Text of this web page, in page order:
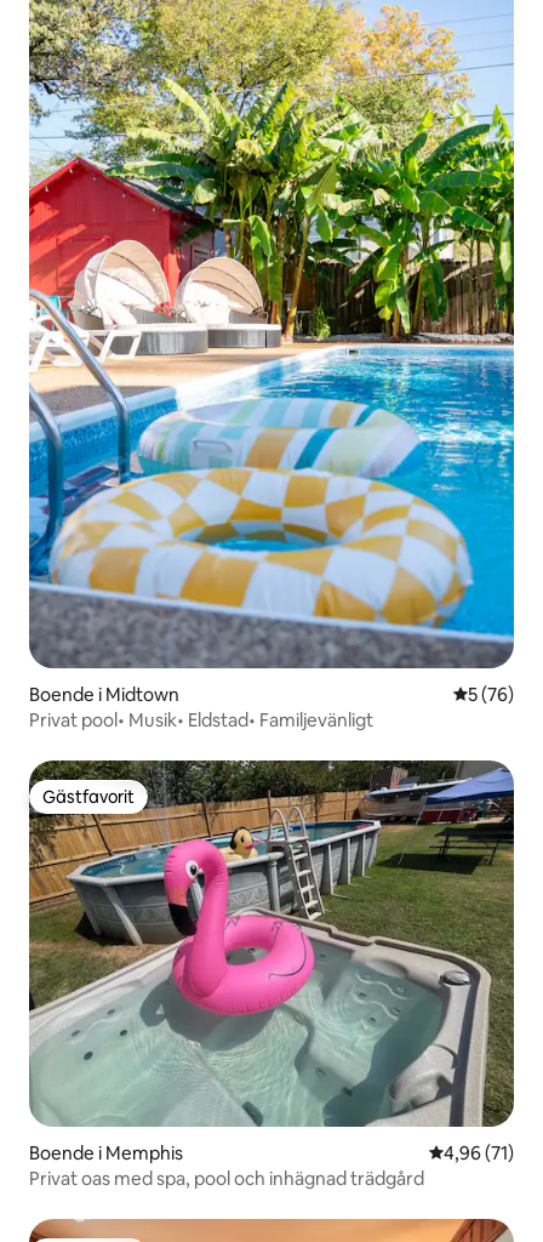
Boende i Midtown 5 av 5 i
5 (76)
Privat pool• Musik• Eldstad• Familjevänligt
Gästfavorit
Gästfavorit
Boende i Memphis 4,96 av 5 i
4,96 (71)
Privat oas med spa, pool och inhägnad trädgård